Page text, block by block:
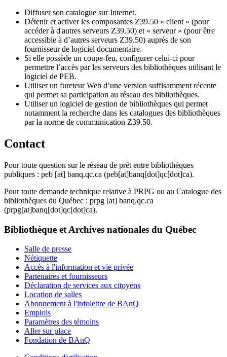
Diffuser son catalogue sur Internet.
Détenir et activer les composantes Z39.50 « client » (pour
accéder à d'autres serveurs Z39.50) et « serveur » (pour être
accessible à d’autres serveurs Z39.50) auprès de son
fournisseur de logiciel documentaire.
Si elle possède un coupe-feu, configurer celui-ci pour
permettre l’accès par les serveurs des bibliothèques utilisant le
logiciel de PEB.
Utiliser un fureteur Web d’une version suffisamment récente
qui permet sa participation au réseau des bibliothèques.
Utiliser un logiciel de gestion de bibliothèques qui permet
notamment la recherche dans les catalogues des bibliothèques
par la norme de communication Z39.50.
Contact
Pour toute question sur le réseau de prêt entre bibliothèques
publiques : peb [at] banq.qc.ca (peb[at]banq[dot]qc[dot]ca).
Pour toute demande technique relative à PRPG ou au Catalogue des
bibliothèques du Québec : prpg [at] banq.qc.ca
(prpg[at]banq[dot]qc[dot]ca).
Bibliothèque et Archives nationales du Québec
Salle de presse
Nétiquette
Accès à l'information et vie privée
Partenaires et fournisseurs
Déclaration de services aux citoyens
Location de salles
Abonnement à l'infolettre de BAnQ
Emplois
Paramètres des témoins
Aller sur place
Fondation de BAnQ